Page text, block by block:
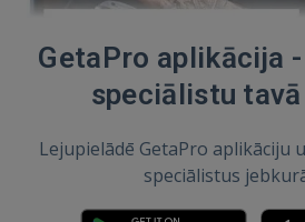
GetaPro aplikācija
speciālistu
Lejupielādē GetaPro aplikāciju
speciālistus